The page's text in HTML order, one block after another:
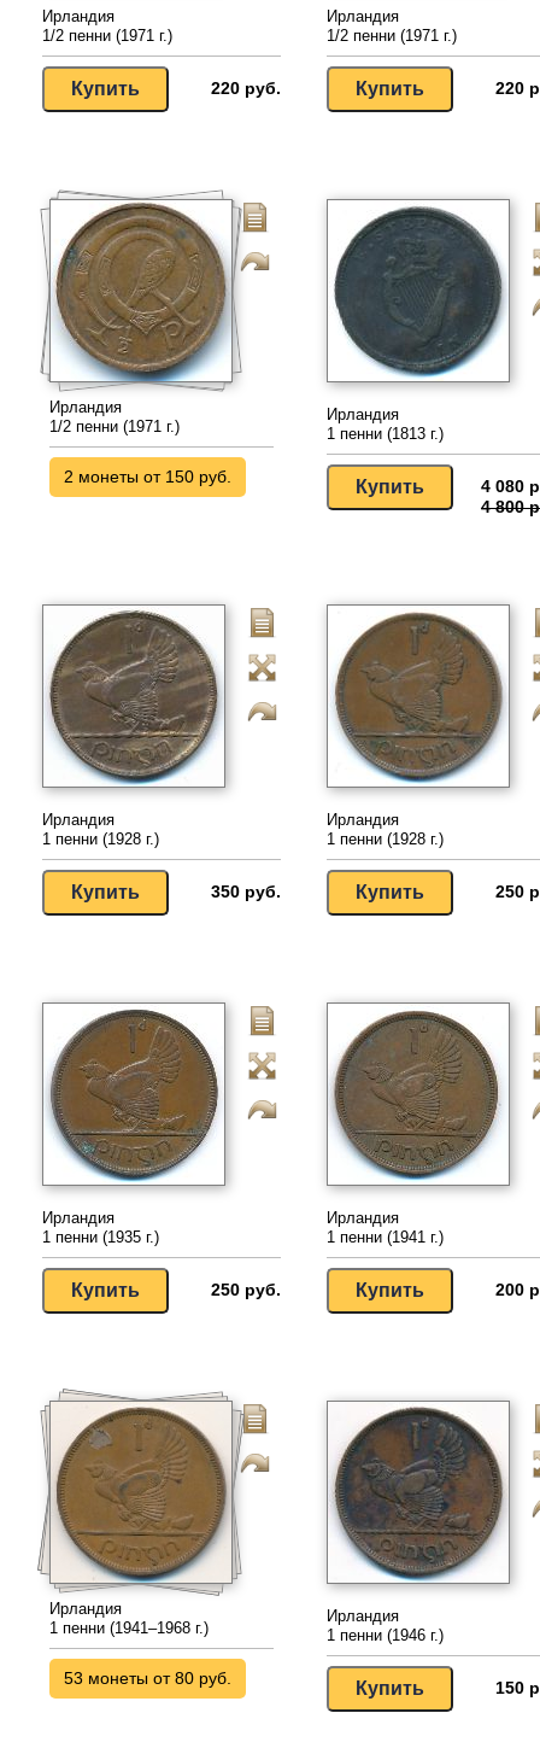
Ирландия
1/2 пенни (1971 г.)
220 руб.
Ирландия
1/2 пенни (1971 г.)
220
Ирландия
1/2 пенни (1971 г.)
2 монеты от 150 руб.
Ирландия
1 пенни (1813 г.)
4 080
4 800
Ирландия
1 пенни (1928 г.)
350 руб.
Ирландия
1 пенни (1928 г.)
250
Ирландия
1 пенни (1935 г.)
250 руб.
Ирландия
1 пенни (1941 г.)
200
Ирландия
1 пенни (1941–1968 г.)
53 монеты от 80 руб.
Ирландия
1 пенни (1946 г.)
150